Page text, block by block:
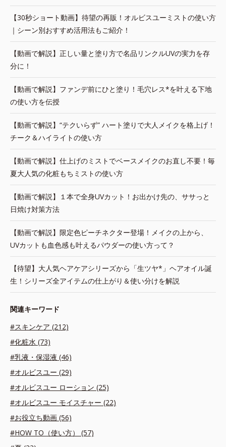
【30秒ショート動画】待望の再販！オルビスユーミストの使い方
｜シーン別おすすめ活用法もご紹介！
【動画で解説】正しい量と塗り方で名品リンクルUVの実力を存
分に！
【動画で解説】ファンデ前にひと塗り！毛穴レス*を叶える下地
の使い方を伝授
【動画で解説】“テクいらず” ハート塗りで大人メイクを格上げ！
チーク＆ハイライトの使い方
【動画で解説】仕上げのミストでベースメイクのお直し不要！毎
夏大人気の化粧もちミストの使い方
【動画で解説】１本で全身UVカット！お出かけ先の、ササっと
日焼け対策方法
【動画で解説】限定色ピーチネクター登場！メイクの上から、
UVカットも血色感も叶えるパウダーの使い方って？
【待望】大人気ヘアケアシリーズから「生ツヤ*」ヘアオイル誕
生！シリーズ全アイテムの仕上がり＆使い分けを解説
関連キーワード
#スキンケア (212)
#化粧水 (73)
#乳液・保湿液 (46)
#オルビスユー (29)
#オルビスユー ローション (25)
#オルビスユー モイスチャー (22)
#お役立ち動画 (56)
#HOW TO（使い方） (57)